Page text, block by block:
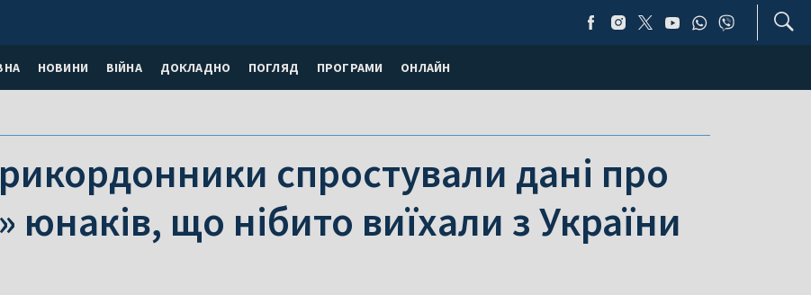
НОВИНИ ВІЙНА ДОКЛАДНО ПОГЛЯД ПРОГРАМИ ОНЛАЙН
спростували дані про
юнаків, що нібито виїхали з України